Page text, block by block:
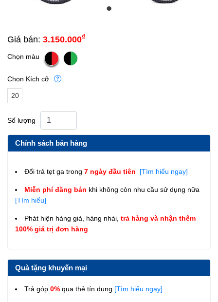
Giá bán: 3.150.000₫
Chọn màu
Chọn Kích cỡ
20
9
Số lượng
Chính sách bán hàng
Đổi trả tẹt ga trong 7 ngày đầu tiên [Tìm hiểu ngay]
Miễn phí đăng bán khi không còn nhu cầu sử dụng nữa
[Tìm hiểu]
Phát hiện hàng giả, hàng nhái, trả hàng và nhận thêm
100% giá trị đơn hàng
Quà tặng khuyến mại
Trả góp 0% qua thẻ tín dụng [Tìm hiểu ngay]